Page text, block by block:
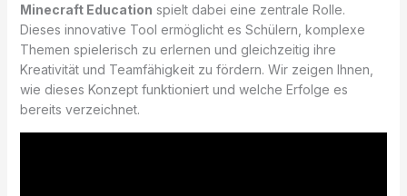
Minecraft Education spielt dabei eine zentrale Rolle.
Dieses innovative Tool ermöglicht es Schülern, komplexe
Themen spielerisch zu erlernen und gleichzeitig ihre
Kreativität und Teamfähigkeit zu fördern. Wir zeigen Ihnen,
wie dieses Konzept funktioniert und welche Erfolge es
bereits verzeichnet.